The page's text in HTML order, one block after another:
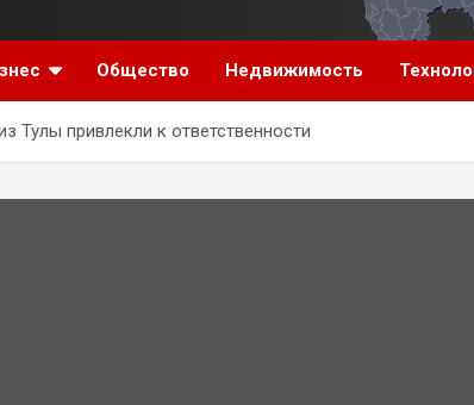
Общество Недвижимость
Тулы привлекли к ответственности